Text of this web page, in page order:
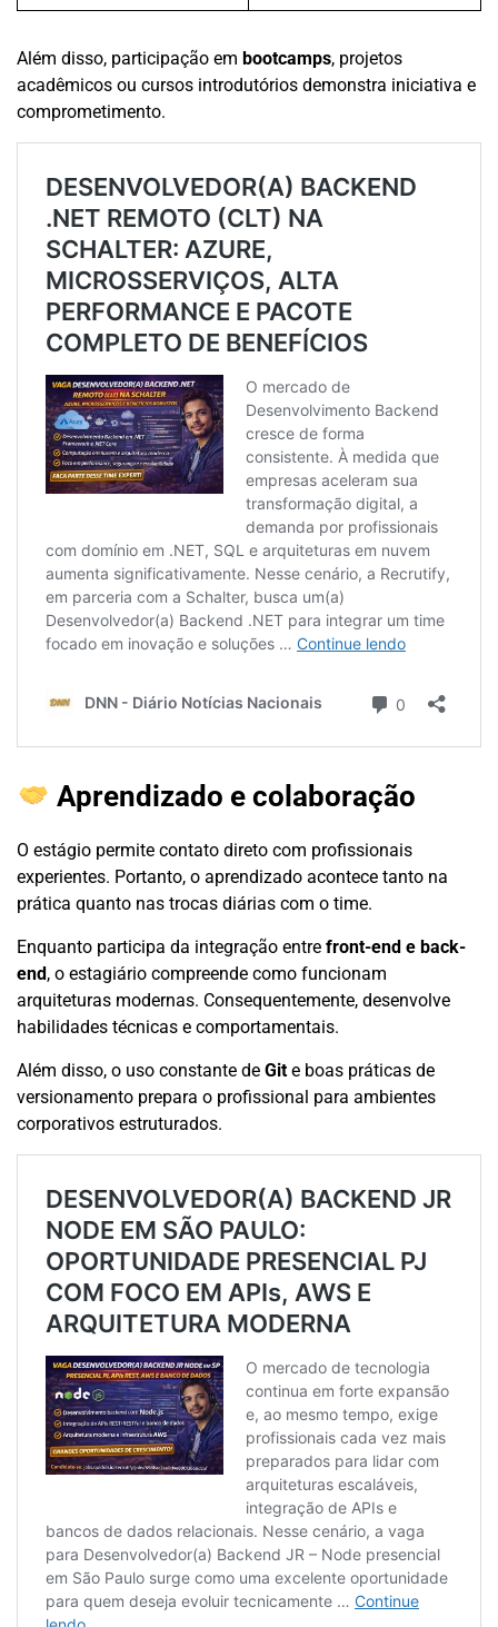
Além disso, participação em bootcamps, projetos
acadêmicos ou cursos introdutórios demonstra iniciativa e
comprometimento.
Aprendizado e colaboração
O estágio permite contato direto com profissionais
experientes. Portanto, o aprendizado acontece tanto na
prática quanto nas trocas diárias com o time.
Enquanto participa da integração entre front-end e back-
end , o estagiário compreende como funcionam
arquiteturas modernas. Consequentemente, desenvolve
habilidades técnicas e comportamentais.
Além disso, o uso constante de Git e boas práticas de
versionamento prepara o profissional para ambientes
corporativos estruturados.